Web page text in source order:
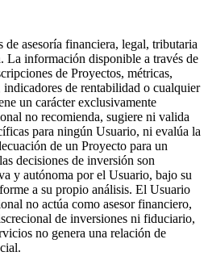
de asesoría financiera, legal, tributaria
La información disponible a través de
de Proyectos, métricas,
de rentabilidad o cualquier
un carácter exclusivamente
no recomienda, sugiere ni valida
para ningún Usuario, ni evalúa la
de un Proyecto para un
decisiones de inversión son
y autónoma por el Usuario, bajo su
a su propio análisis. El Usuario
no actúa como asesor financiero,
de inversiones ni fiduciario,
no genera una relación de